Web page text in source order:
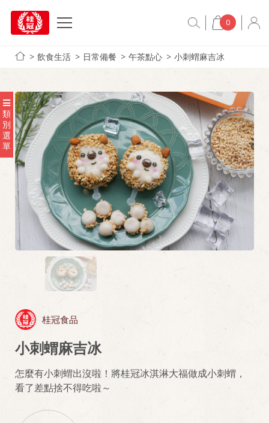
0
飲食生活 日常備餐 午茶點心 小刺蝟麻吉冰
類
別
選
單
桂冠食品
小刺蝟麻吉冰
怎麼有小刺蝟出沒啦！將桂冠冰淇淋大福做成小刺蝟，
看了差點捨不得吃啦～